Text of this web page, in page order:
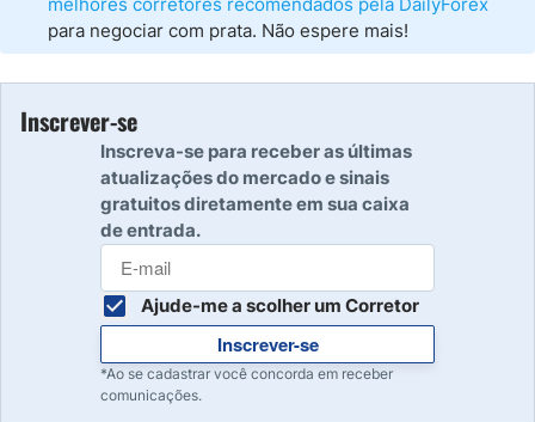
para negociar com prata. Não espere mais!
Inscrever-se
Inscreva-se para receber as últimas
atualizações do mercado e sinais
gratuitos diretamente em sua caixa
de entrada.
Ajude-me a scolher um Corretor
Inscrever-se
*Ao se cadastrar você concorda em receber
comunicações.